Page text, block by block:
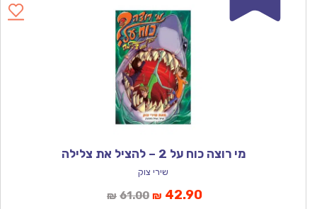
מי רוצה כוח על 2 – להציל את צלילה
שירי צוק
₪ 61.00המחיר
₪ 42.90המחיר